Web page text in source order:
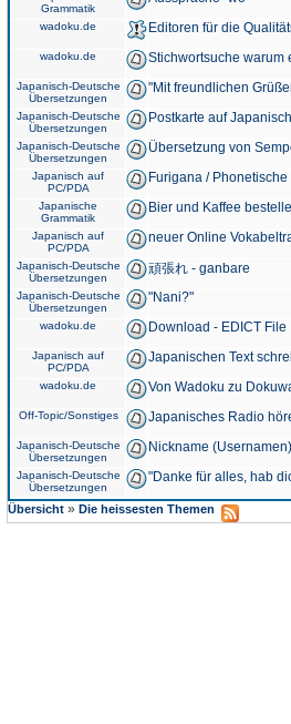
Grammatik
wadoku.de Editoren für die
wadoku.de Stichwortsuche warum
Japanisch-Deutsche
Übersetzungen
"Mit freundlichen
Japanisch-Deutsche
Übersetzungen
Postkarte auf
Japanisch-Deutsche
Übersetzungen
Übersetzung von
Japanisch auf
PC/PDA
Furigana /
Japanische
Grammatik
Bier und Kaffee
Japanisch auf
PC/PDA
neuer Online
Japanisch-Deutsche
Übersetzungen
頑張れ - ganbare
Japanisch-Deutsche
Übersetzungen
"Nani?"
wadoku.de Download - EDICT File
Japanisch auf
PC/PDA
Japanischen Text
wadoku.de Von Wadoku zu
Off-Topic/Sonstiges Japanisches Radio
Japanisch-Deutsche
Übersetzungen
Nickname (Usernamen)
Japanisch-Deutsche
Übersetzungen
"Danke für alles, hab
Übersicht » Die heissesten Themen